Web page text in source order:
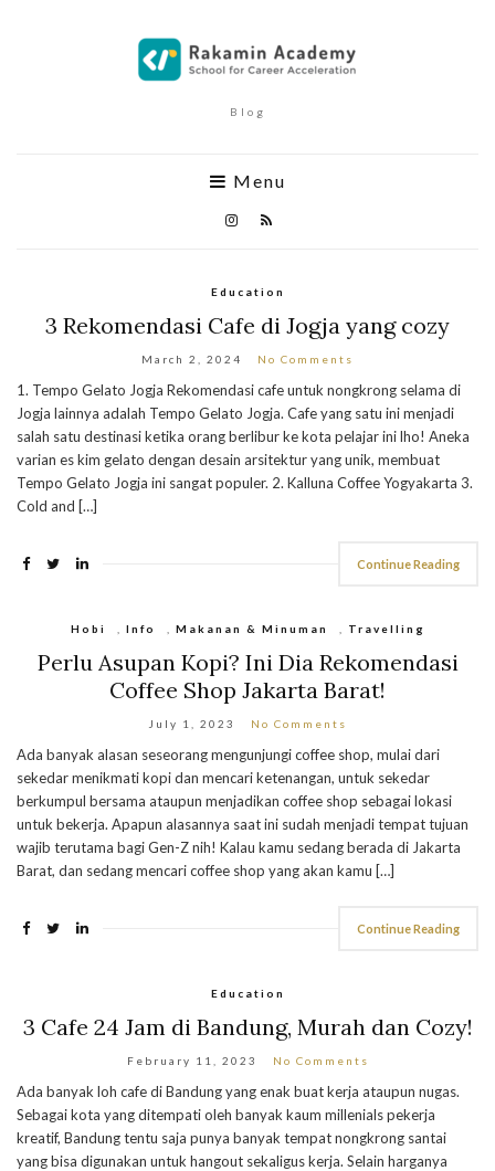
Blog
Menu
Education
3 Rekomendasi Cafe di Jogja yang cozy
March 2, 2024 No Comments
1. Tempo Gelato Jogja Rekomendasi cafe untuk nongkrong selama di
Jogja lainnya adalah Tempo Gelato Jogja. Cafe yang satu ini menjadi
salah satu destinasi ketika orang berlibur ke kota pelajar ini lho! Aneka
varian es kim gelato dengan desain arsitektur yang unik, membuat
Tempo Gelato Jogja ini sangat populer. 2. Kalluna Coffee Yogyakarta 3.
Cold and […]
Continue Reading
Hobi Info Makanan & Minuman Travelling
Perlu Asupan Kopi? Ini Dia Rekomendasi
Coffee Shop Jakarta Barat!
July 1, 2023 No Comments
Ada banyak alasan seseorang mengunjungi coffee shop, mulai dari
sekedar menikmati kopi dan mencari ketenangan, untuk sekedar
berkumpul bersama ataupun menjadikan coffee shop sebagai lokasi
untuk bekerja. Apapun alasannya saat ini sudah menjadi tempat tujuan
wajib terutama bagi Gen-Z nih! Kalau kamu sedang berada di Jakarta
Barat, dan sedang mencari coffee shop yang akan kamu […]
Continue Reading
Education
3 Cafe 24 Jam di Bandung, Murah dan Cozy!
February 11, 2023 No Comments
Ada banyak loh cafe di Bandung yang enak buat kerja ataupun nugas.
Sebagai kota yang ditempati oleh banyak kaum millenials pekerja
kreatif, Bandung tentu saja punya banyak tempat nongkrong santai
yang bisa digunakan untuk hangout sekaligus kerja. Selain harganya